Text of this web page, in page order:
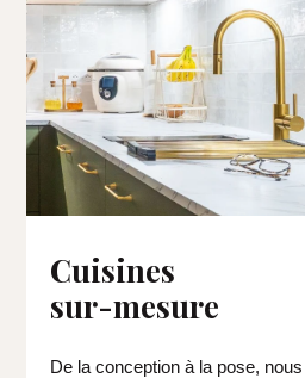
Cuisines
sur-mesure
De la conception à la pose,